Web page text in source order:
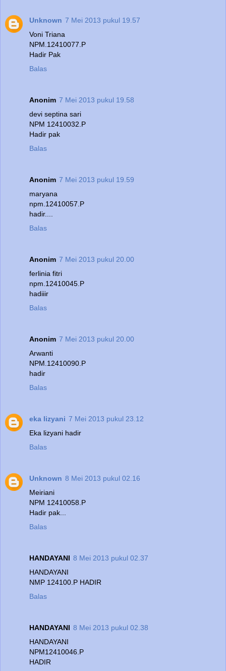
Unknown 7 Mei 2013 pukul 19.57
Voni Triana
NPM.12410077.P
Hadir Pak
Balas
Anonim 7 Mei 2013 pukul 19.58
devi septina sari
NPM 12410032.P
Hadir pak
Balas
Anonim 7 Mei 2013 pukul 19.59
maryana
npm.12410057.P
hadir....
Balas
Anonim 7 Mei 2013 pukul 20.00
ferlinia fitri
npm.12410045.P
hadiiir
Balas
Anonim 7 Mei 2013 pukul 20.00
Arwanti
NPM.12410090.P
hadir
Balas
eka lizyani 7 Mei 2013 pukul 23.12
Eka lizyani hadir
Balas
Unknown 8 Mei 2013 pukul 02.16
Meiriani
NPM 12410058.P
Hadir pak...
Balas
HANDAYANI 8 Mei 2013 pukul 02.37
HANDAYANI
NMP 124100.P HADIR
Balas
HANDAYANI 8 Mei 2013 pukul 02.38
HANDAYANI
NPM12410046.P
HADIR